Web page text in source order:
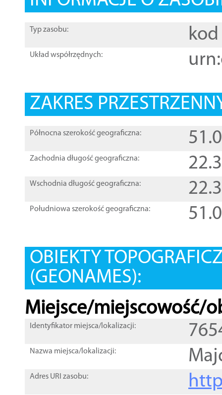
Typ zasobu: kod
Układ współrzędnych:
ZAKRES
Północna szerokość geograficzna:
Zachodnia długość geograficzna:
Wschodnia długość geograficzna:
Południowa szerokość geograficzna:
OBIEKTY
(GEONAMES):
Miejsce/miejscowość/
Identyfikator miejsca/lokalizacji:
Nazwa miejsca/lokalizacji:
Adres URI zasobu: